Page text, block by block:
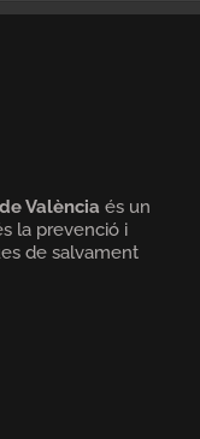
València és un
la prevenció i
de salvament